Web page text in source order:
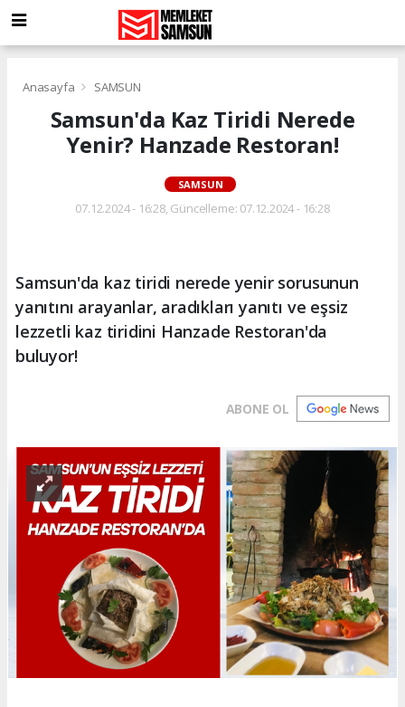
Anasayfa SAMSUN
Samsun'da Kaz Tiridi Nerede
Yenir? Hanzade Restoran!
SAMSUN
07.12.2024 - 16:28, Güncelleme: 07.12.2024 - 16:28
Samsun'da kaz tiridi nerede yenir sorusunun
yanıtını arayanlar, aradıkları yanıtı ve eşsiz
lezzetli kaz tiridini Hanzade Restoran'da
buluyor!
ABONE OL